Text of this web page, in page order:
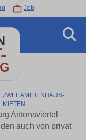
Job
ZWEIFAMILIENHAUS-
MIETEN
Antonsviertel -
auch von privat